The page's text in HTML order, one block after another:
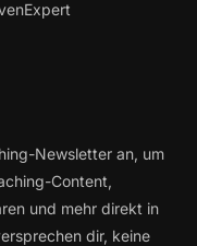
Newsletter an, um
Content,
und mehr direkt in
dir, keine